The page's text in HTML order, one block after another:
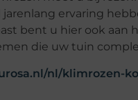
jarenlang ervaring
bent u hier ook aan
die uw tuin
nl/klimrozen-